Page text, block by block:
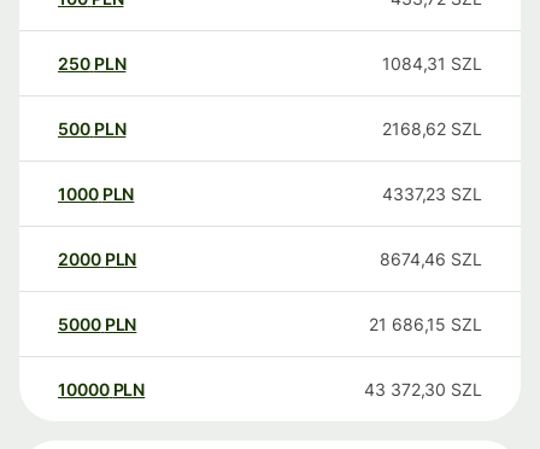
250 PLN 1084,31 SZL
500 PLN 2168,62 SZL
1000 PLN 4337,23 SZL
2000 PLN 8674,46 SZL
5000 PLN 21 686,15 SZL
10000 PLN 43 372,30 SZL